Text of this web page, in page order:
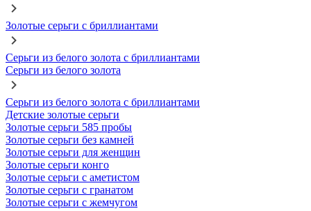
Золотые серьги с бриллиантами
Серьги из белого золота с бриллиантами
Серьги из белого золота
Серьги из белого золота с бриллиантами
Детские золотые серьги
Золотые серьги 585 пробы
Золотые серьги без камней
Золотые серьги для женщин
Золотые серьги конго
Золотые серьги с аметистом
Золотые серьги с гранатом
Золотые серьги с жемчугом